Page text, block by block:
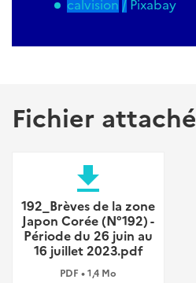
calvision / Pixabay
Fichier attaché
file_download
192_Brèves de la zone
Japon Corée (N°192) -
Période du 26 juin au
16 juillet 2023.pdf
PDF • 1,4 Mo